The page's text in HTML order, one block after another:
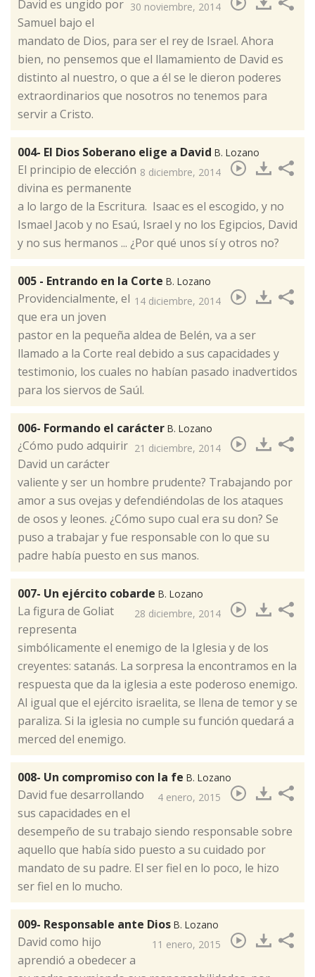
30 noviembre, 2014
​David es ungido por
Samuel bajo el
mandato de Dios, para ser el rey de Israel. Ahora
bien, no pensemos que el llamamiento de David es
distinto al nuestro, o que a él se le dieron poderes
extraordinarios que nosotros no tenemos para
servir a Cristo.
004- El Dios Soberano elige a David B. Lozano
8 diciembre, 2014
El prin­ci­pio de elec­ción
di­vi­na es per­ma­nen­te
a lo lar­go de la Es­cri­tu­ra. Isaac es el es­co­gi­do, y no
Is­mael Jacob y no Esaú, Is­rael y no los Egip­cios, David
y no sus hermanos ... ¿Por ­qué unos sí y otros no?
005 - Entrando en la Corte B. Lozano
14 diciembre, 2014
​Providencialmente, el
que era un joven
pastor en la pequeña aldea de Belén, va a ser
llamado a la Corte real debido a sus capacidades y
testimonio, los cuales no habían pasado inadvertidos
para los siervos de Saúl.
006- Formando el carácter B. Lozano
21 diciembre, 2014
​¿Cómo pudo adquirir
David un carácter
valiente y ser un hombre prudente? Trabajando por
amor a sus ovejas y defendiéndolas de los ataques
de osos y leones. ¿Cómo supo cual era su don? Se
puso a trabajar y fue responsable con lo que su
padre había puesto en sus manos.
007- Un ejército cobarde B. Lozano
28 diciembre, 2014
​La figura de Goliat
representa
simbólicamente el enemigo de la Iglesia y de los
creyentes: satanás. La sorpresa la encontramos en la
respuesta que da la iglesia a este poderoso enemigo.
Al igual que el ejército israelita, se llena de temor y se
paraliza. Si la iglesia no cumple su función quedará a
merced del enemigo.
008- Un compromiso con la fe B. Lozano
4 enero, 2015
​David fue desarrollando
sus capacidades en el
desempeño de su trabajo siendo responsable sobre
aquello que había sido puesto a su cuidado por
mandato de su padre. El ser fiel en lo poco, le hizo
ser fiel en lo mucho.
009- Responsable ante Dios B. Lozano
11 enero, 2015
​David como hijo
aprendió a obedecer a